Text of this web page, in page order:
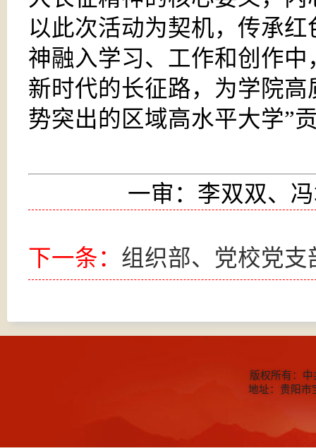
以此次活动为契机，传承
神融入学习、工作和创作
新时代的长征路，为学院
势突出的区域高水平大学”
一审：李双双、
下一条： 组织部、党校党
版权所有：
地址：贵阳市